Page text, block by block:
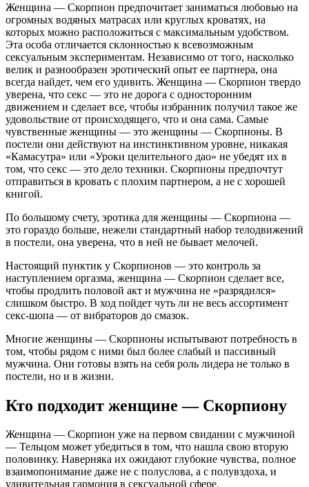
Женщина — Скорпион предпочитает заниматься любовью на
огромных водяных матрасах или круглых кроватях, на
которых можно расположиться с максимальным удобством.
Эта особа отличается склонностью к всевозможным
сексуальным экспериментам. Независимо от того, насколько
велик и разнообразен эротический опыт ее партнера, она
всегда найдет, чем его удивить. Женщина — Скорпион твердо
уверена, что секс — это не дорога с односторонним
движением и сделает все, чтобы избранник получил такое же
удовольствие от происходящего, что и она сама. Самые
чувственные женщины — это женщины — Скорпионы. В
постели они действуют на инстинктивном уровне, никакая
«Камасутра» или «Уроки целительного дао» не убедят их в
том, что секс — это дело техники. Скорпионы предпочтут
отправиться в кровать с плохим партнером, а не с хорошей
книгой.
По большому счету, эротика для женщины — Скорпиона —
это гораздо больше, нежели стандартный набор телодвижений
в постели, она уверена, что в ней не бывает мелочей.
Настоящий пунктик у Скорпионов — это контроль за
наступлением оргазма, женщина — Скорпион сделает все,
чтобы продлить половой акт и мужчина не «разрядился»
слишком быстро. В ход пойдет чуть ли не весь ассортимент
секс-шопа — от вибраторов до смазок.
Многие женщины — Скорпионы испытывают потребность в
том, чтобы рядом с ними был более слабый и пассивный
мужчина. Они готовы взять на себя роль лидера не только в
постели, но и в жизни.
Кто подходит женщине — Скорпиону
Женщина — Скорпион уже на первом свидании с мужчиной
— Тельцом может убедиться в том, что нашла свою вторую
половинку. Наверняка их ожидают глубокие чувства, полное
взаимопонимание даже не с полуслова, а с полувздоха, и
удивительная гармония в сексуальной сфере.